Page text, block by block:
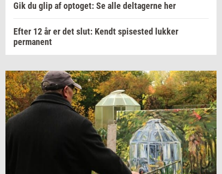
Gik du glip af optoget: Se alle deltagerne her
Efter 12 år er det slut: Kendt spisested lukker
permanent